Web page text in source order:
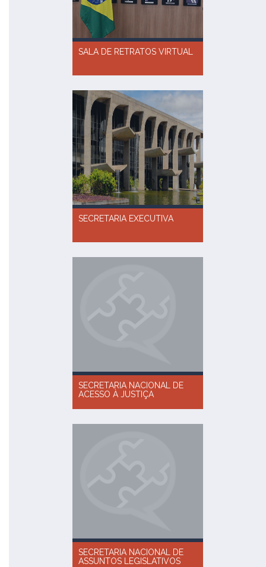
SALA DE RETRATOS VIRTUAL
SECRETARIA EXECUTIVA
SECRETARIA NACIONAL DE
ACESSO À JUSTIÇA
SECRETARIA NACIONAL DE
ASSUNTOS LEGISLATIVOS